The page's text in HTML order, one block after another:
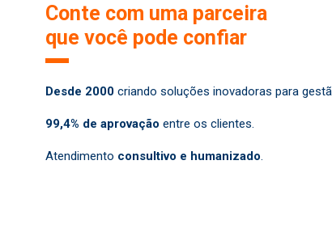
Conte com uma parceira
que você pode confiar
Desde 2000 criando soluções inovadoras para
99,4% de aprovação entre os clientes.
Atendimento consultivo e humanizado.